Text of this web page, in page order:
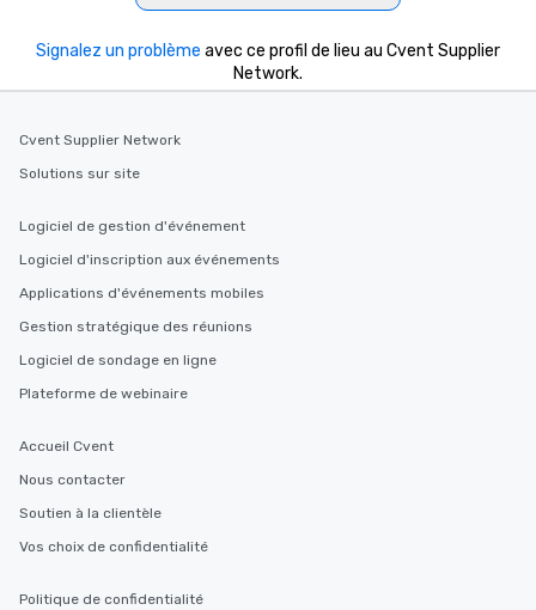
Signalez un problème avec ce profil de lieu au Cvent Supplier
Network.
Cvent Supplier Network
Solutions sur site
Logiciel de gestion d'événement
Logiciel d'inscription aux événements
Applications d'événements mobiles
Gestion stratégique des réunions
Logiciel de sondage en ligne
Plateforme de webinaire
Accueil Cvent
Nous contacter
Soutien à la clientèle
Vos choix de confidentialité
Politique de confidentialité